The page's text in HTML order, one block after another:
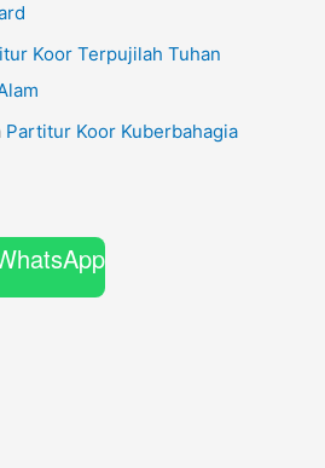
Koor Terpujilah Tuhan
Partitur Koor Kuberbahagia